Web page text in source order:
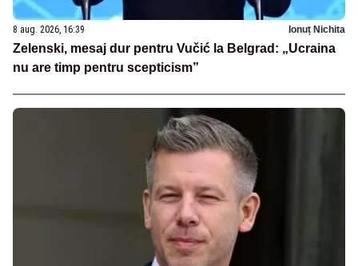
8 aug. 2026, 16:39 Ionuț Nichita
Zelenski, mesaj dur pentru Vučić la Belgrad: „Ucraina
nu are timp pentru scepticism”